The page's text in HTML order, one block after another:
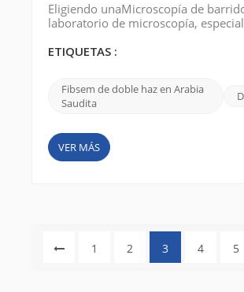
Eligiendo unaMicroscopía de
laboratorio de microscopía,
rendimiento, la fiabilidad y el ...
ETIQUETAS :
Fibsem de doble haz en Arabia
Saudita
VER MÁS
1 2 3 4 5